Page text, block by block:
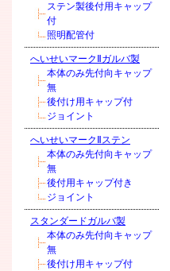
ステン製後付用キャップ
付
照明配管付
へいせいマークⅡガルバ製
本体のみ先付向キャップ
無
後付け用キャップ付
ジョイント
へいせいマークⅡステン
本体のみ先付向キャップ
無
後付用キャップ付き
ジョイント
スタンダードガルバ製
本体のみ先付向キャップ
無
後付け用キャップ付